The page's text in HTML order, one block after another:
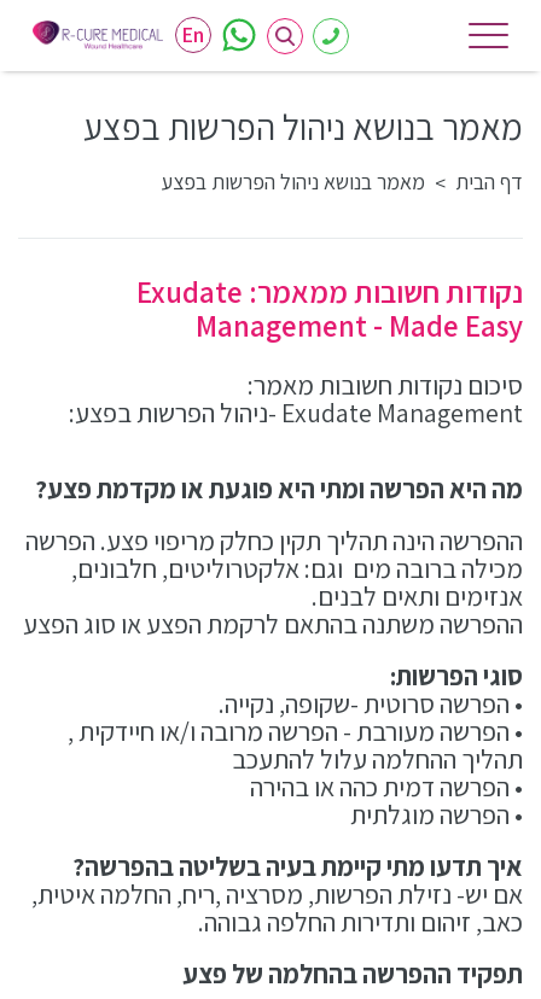
En
מאמר בנושא ניהול הפרשות בפצע
דף הבית > מאמר בנושא ניהול הפרשות בפצע
נקודות חשובות ממאמר: Exudate
Management - Made Easy
סיכום נקודות חשובות מאמר:
Exudate Management - ניהול הפרשות בפצע:
מה היא הפרשה ומתי היא פוגעת או מקדמת פצע?
ההפרשה הינה תהליך תקין כחלק מריפוי פצע. הפרשה
מכילה ברובה מים וגם: אלקטרוליטים, חלבונים,
אנזימים ותאים לבנים.
ההפרשה משתנה בהתאם לרקמת הפצע או סוג הפצע
סוגי הפרשות:
• הפרשה סרוטית -שקופה, נקייה.
• הפרשה מעורבת - הפרשה מרובה ו/או חיידקית ,
תהליך ההחלמה עלול להתעכב
• הפרשה דמית כהה או בהירה
• הפרשה מוגלתית
איך תדעו מתי קיימת בעיה בשליטה בהפרשה?
אם יש- נזילת הפרשות, מסרציה ,ריח, החלמה איטית,
כאב, זיהום ותדירות החלפה גבוהה.
תפקיד ההפרשה בהחלמה של פצע